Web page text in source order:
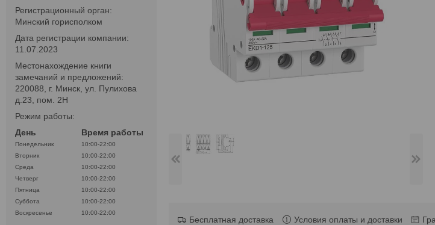
Бесплатная доставка Условия оплаты и доставки
Регистрационный орган:
Минский горисполком
Дата регистрации компании:
11.07.2023
Местонахождение книги
замечаний и предложений:
220088, г. Минск, ул. Пулихова
д.23, пом. 2Н
Режим работы:
День
Время работы
Понедельник
10:00-22:00
Вторник
10:00-22:00
Среда
10:00-22:00
Четверг
10:00-22:00
Пятница
10:00-22:00
Суббота
10:00-22:00
Воскресенье
10:00-22:00